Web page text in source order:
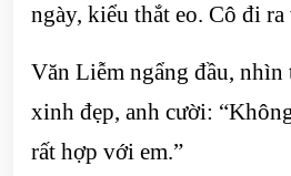
ngày, kiểu thắt eo. Cô đi
Văn Liễm ngẩng đầu,
xinh đẹp, anh cười:
rất hợp với em.”